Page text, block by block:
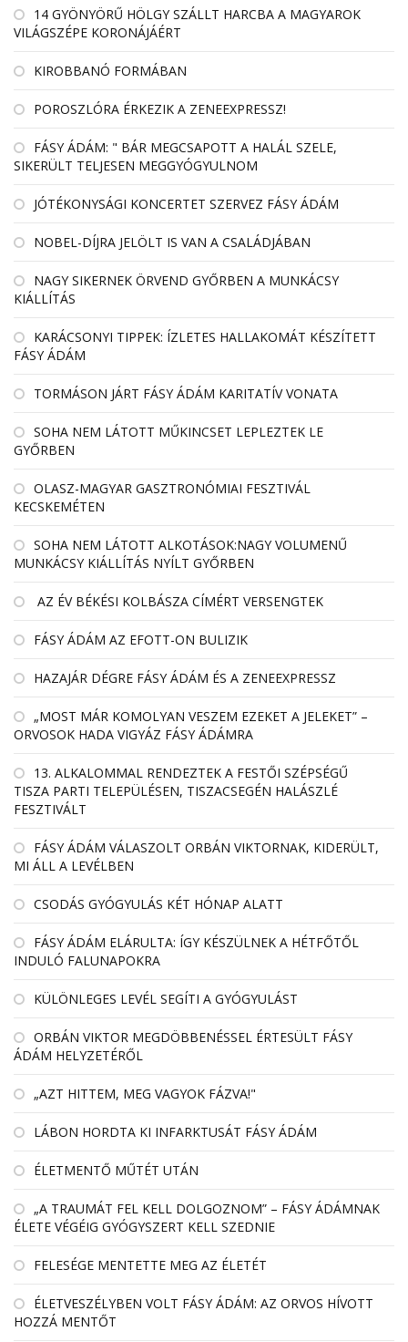
14 GYÖNYÖRŰ HÖLGY SZÁLLT HARCBA A MAGYAROK
VILÁGSZÉPE KORONÁJÁÉRT
KIROBBANÓ FORMÁBAN
POROSZLÓRA ÉRKEZIK A ZENEEXPRESSZ!
FÁSY ÁDÁM: " BÁR MEGCSAPOTT A HALÁL SZELE,
SIKERÜLT TELJESEN MEGGYÓGYULNOM
JÓTÉKONYSÁGI KONCERTET SZERVEZ FÁSY ÁDÁM
NOBEL-DÍJRA JELÖLT IS VAN A CSALÁDJÁBAN
NAGY SIKERNEK ÖRVEND GYŐRBEN A MUNKÁCSY
KIÁLLÍTÁS
KARÁCSONYI TIPPEK: ÍZLETES HALLAKOMÁT KÉSZÍTETT
FÁSY ÁDÁM
TORMÁSON JÁRT FÁSY ÁDÁM KARITATÍV VONATA
SOHA NEM LÁTOTT MŰKINCSET LEPLEZTEK LE
GYŐRBEN
OLASZ-MAGYAR GASZTRONÓMIAI FESZTIVÁL
KECSKEMÉTEN
SOHA NEM LÁTOTT ALKOTÁSOK:NAGY VOLUMENŰ
MUNKÁCSY KIÁLLÍTÁS NYÍLT GYŐRBEN
AZ ÉV BÉKÉSI KOLBÁSZA CÍMÉRT VERSENGTEK
FÁSY ÁDÁM AZ EFOTT-ON BULIZIK
HAZAJÁR DÉGRE FÁSY ÁDÁM ÉS A ZENEEXPRESSZ
„MOST MÁR KOMOLYAN VESZEM EZEKET A JELEKET” –
ORVOSOK HADA VIGYÁZ FÁSY ÁDÁMRA
13. ALKALOMMAL RENDEZTEK A FESTŐI SZÉPSÉGŰ
TISZA PARTI TELEPÜLÉSEN, TISZACSEGÉN HALÁSZLÉ
FESZTIVÁLT
FÁSY ÁDÁM VÁLASZOLT ORBÁN VIKTORNAK, KIDERÜLT,
MI ÁLL A LEVÉLBEN
CSODÁS GYÓGYULÁS KÉT HÓNAP ALATT
FÁSY ÁDÁM ELÁRULTA: ÍGY KÉSZÜLNEK A HÉTFŐTŐL
INDULÓ FALUNAPOKRA
KÜLÖNLEGES LEVÉL SEGÍTI A GYÓGYULÁST
ORBÁN VIKTOR MEGDÖBBENÉSSEL ÉRTESÜLT FÁSY
ÁDÁM HELYZETÉRŐL
„AZT HITTEM, MEG VAGYOK FÁZVA!"
LÁBON HORDTA KI INFARKTUSÁT FÁSY ÁDÁM
ÉLETMENTŐ MŰTÉT UTÁN
„A TRAUMÁT FEL KELL DOLGOZNOM” – FÁSY ÁDÁMNAK
ÉLETE VÉGÉIG GYÓGYSZERT KELL SZEDNIE
FELESÉGE MENTETTE MEG AZ ÉLETÉT
ÉLETVESZÉLYBEN VOLT FÁSY ÁDÁM: AZ ORVOS HÍVOTT
HOZZÁ MENTŐT